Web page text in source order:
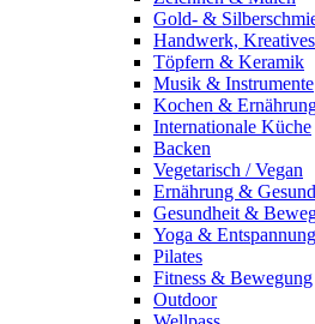
Gold- &
Handwerk,
Töpfern & Keramik
Musik & Instrumente
Kochen &
Internationale Küche
Backen
Vegetarisch / Vegan
Ernährung &
Gesundheit &
Yoga & Entspannung
Pilates
Fitness & Bewegung
Outdoor